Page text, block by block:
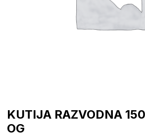
KUTIJA RAZVODNA
OG